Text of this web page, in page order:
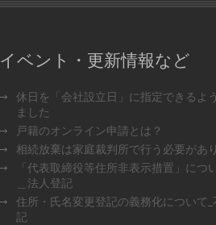
イベント・更新情報など
休日を「会社設立日」に指定できるよ
ました
戸籍のオンライン申請とは？
相続放棄は家庭裁判所で行う必要があ
「代表取締役等住所非表示措置」につ
＿法人登記
住所・氏名変更登記の義務化について_
記